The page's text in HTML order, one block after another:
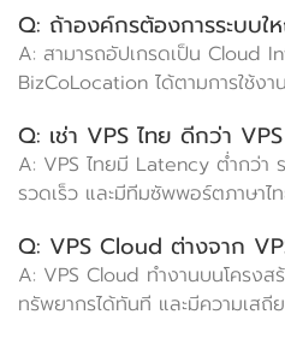
Q: ถ้าองค์กรต้องการระบบใ
A: สามารถอัปเกรดเป็น Cloud
BizCoLocation ได้ตามการใช้งาน
Q: เช่า VPS ไทย ดีกว่า
A: VPS ไทยมี Latency ต่ำกว่า
รวดเร็ว และมีทีมซัพพอร์ตภาษาไ
Q: VPS Cloud ต่างจาก
A: VPS Cloud ทำงานบนโครง
ทรัพยากรได้ทันที และมีความเสถี